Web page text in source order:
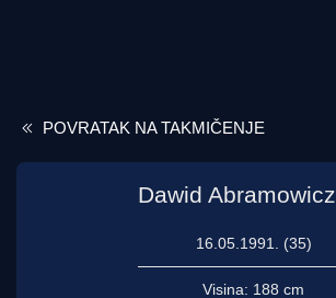
POVRATAK NA TAKMIČENJE
Dawid Abramowicz
16.05.1991. (35)
Visina: 188 cm